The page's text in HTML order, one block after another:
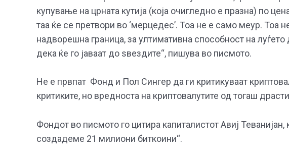
купување на црната кутија (која очигледно е празна) по
таа ќе се претвори во ‘мерцедес’. Тоа не е само меур.
надворешна граница, за ултимативна способност на
дека ќе го јаваат до ѕвездите“, пишува во писмото.
Не е првпат Фонд и Пол Сингер да ги критикуваат
критиките, но вредноста на криптовалутите од тогаш
Фондот во писмото го цитира капиталистот Авиј Теванијан,
создадеме 21 милиони биткоини“.